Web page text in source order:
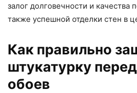
залог долговечности и качества
также успешной отделки стен в
Как правильно
штукатурку
обоев